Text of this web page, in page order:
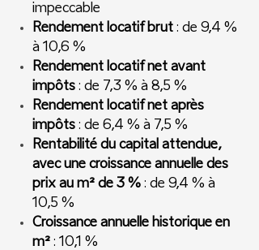
impeccable
Rendement locatif brut : de 9,4 %
à 10,6 %
Rendement locatif net avant
impôts : de 7,3 % à 8,5 %
Rendement locatif net après
impôts : de 6,4 % à 7,5 %
Rentabilité du capital attendue,
avec une croissance annuelle des
prix au m² de 3 % : de 9,4 % à
10,5 %
Croissance annuelle historique en
m² : 10,1 %